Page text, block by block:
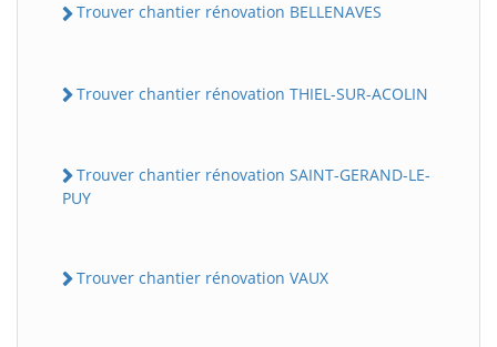
Trouver chantier rénovation BELLENAVES
Trouver chantier rénovation THIEL-SUR-ACOLIN
Trouver chantier rénovation SAINT-GERAND-LE-
PUY
Trouver chantier rénovation VAUX